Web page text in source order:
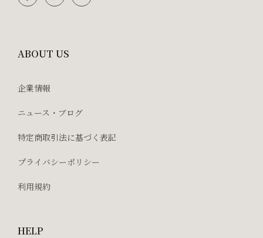
ABOUT US
企業情報
ニュース・ブログ
特定商取引法に基づく表記
プライバシーポリシー
利用規約
HELP